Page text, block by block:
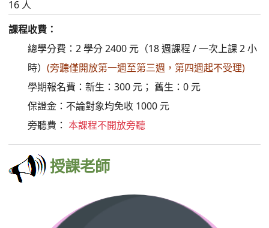
招生人數：
16 人
課程收費：
總學分費：2 學分 2400 元（18 週課程 / 一次上課 2 小
時）(旁聽僅開放第一週至第三週，第四週起不受理)
學期報名費：新生：300 元； 舊生：0 元
保證金：不論對象均免收 1000 元
旁聽費：本課程不開放旁聽